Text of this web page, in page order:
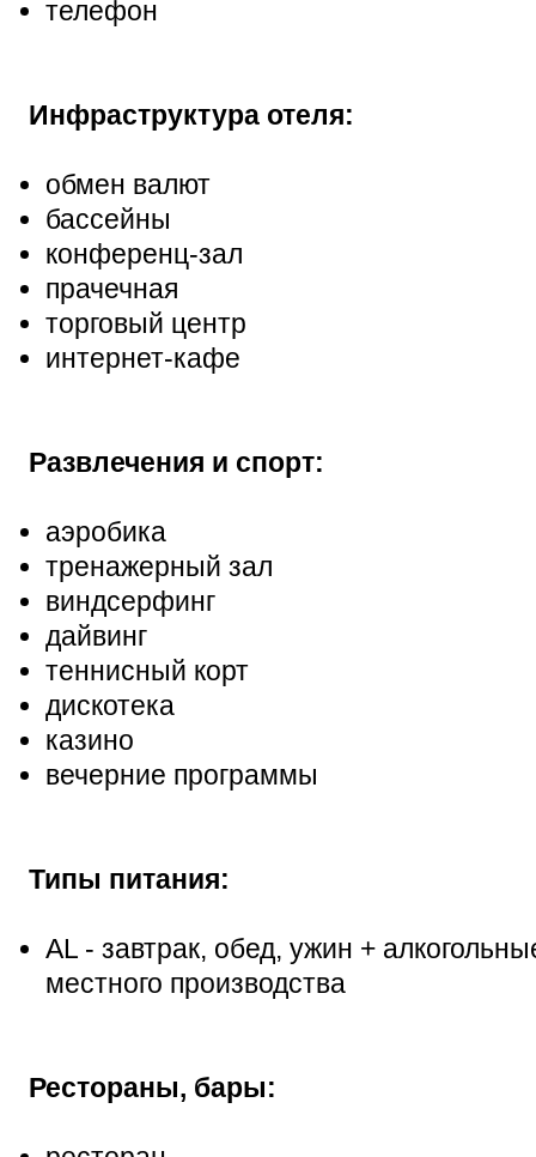
телефон
Инфраструктура отеля:
обмен валют
бассейны
конференц-зал
прачечная
торговый центр
интернет-кафе
Развлечения и спорт:
аэробика
тренажерный зал
виндсерфинг
дайвинг
теннисный корт
дискотека
казино
вечерние программы
Типы питания:
AL - завтрак, обед, ужин +
местного производства
Рестораны, бары: